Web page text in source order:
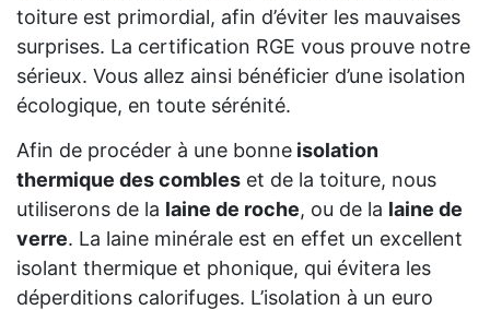
toiture est primordial, afin d’éviter les mauvaises
surprises. La certification RGE vous prouve notre
sérieux. Vous allez ainsi bénéficier d’une isolation
écologique, en toute sérénité.
Afin de procéder à une bonne isolation
thermique des combles et de la toiture, nous
utiliserons de la laine de roche, ou de la laine de
verre. La laine minérale est en effet un excellent
isolant thermique et phonique, qui évitera les
déperditions calorifuges. L’isolation à un euro